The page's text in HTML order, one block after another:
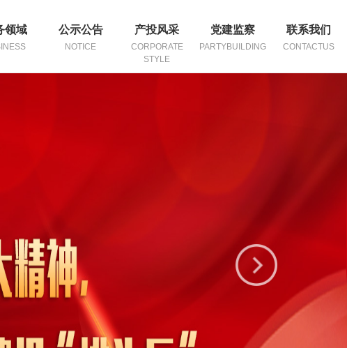
领域 公示公告
NOTICE
产投风采
CORPORATE
STYLE
党建监察
PARTYBUILDING
联系我们
CONTACTUS